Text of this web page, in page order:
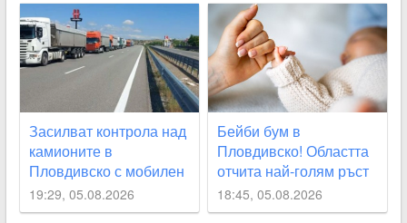
Засилват контрола над
камионите в
Пловдивско с мобилен
кантар
19:29, 05.08.2026
Бейби бум в
Пловдивско! Областта
отчита най-голям ръст
на новородените извън
София
18:45, 05.08.2026